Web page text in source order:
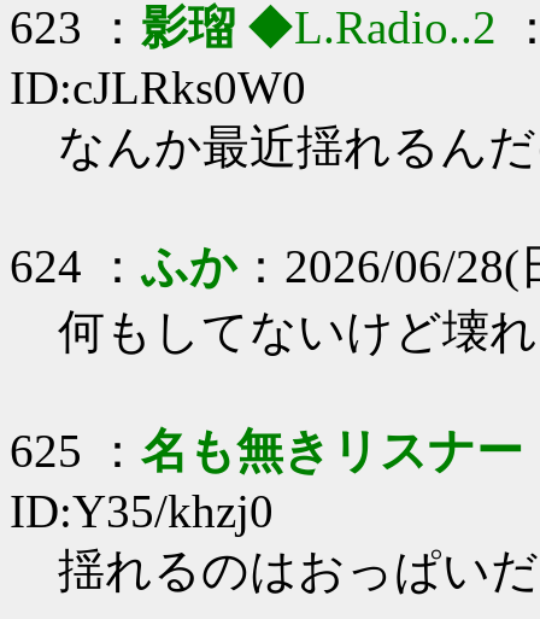
623 ： 影瑠 ◆L.Radio..2
ID:cJLRks0W0
なんか最近揺れるん
624 ：ふか：2026/06/
何もしてないけど壊
625 ： 名も無きリスナー
ID:Y35/khzj0
揺れるのはおっぱい